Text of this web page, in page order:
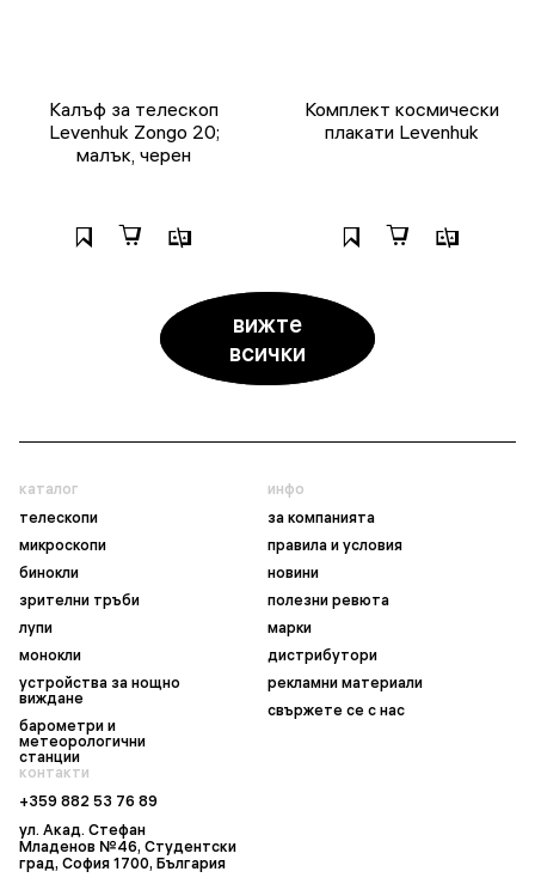
Калъф за телескоп
Levenhuk Zongo 20;
малък, черен
Комплект космически
плакати Levenhuk
вижте
всички
каталог
телескопи
микроскопи
бинокли
зрителни тръби
лупи
монокли
устройства за нощно
виждане
барометри и
метеорологични
станции
инфо
за компанията
правила и условия
новини
полезни ревюта
марки
дистрибутори
рекламни материали
свържете се с нас
контакти
+359 882 53 76 89
ул. Акад. Стефан
Младенов №46, Студентски
град, София 1700, България